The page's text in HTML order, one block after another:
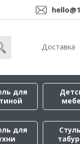
Доставка
для
для